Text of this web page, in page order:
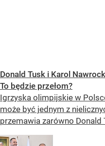
Donald Tusk i Karol
To będzie przełom?
Igrzyska olimpijskie w
może być jednym z
przemawia zarówno Donald